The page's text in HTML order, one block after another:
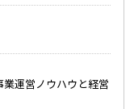
運営ノウハウと経営